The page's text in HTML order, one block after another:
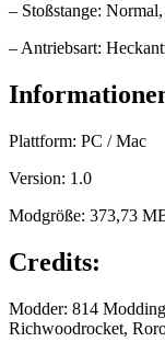
– Stoßstange:
– Antriebsart:
Plattform: PC / Mac
Version: 1.0
Modgröße: 373,73
Credits:
Modder: 814
Richwoodrocket,